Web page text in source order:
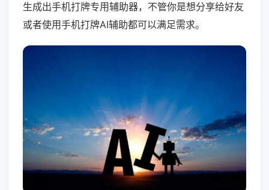
生成出手机打牌专用辅助器，不管你是想分享给好友
或者使用手机打牌AI辅助都可以满足需求。